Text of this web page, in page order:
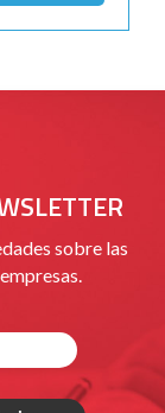
sobre las